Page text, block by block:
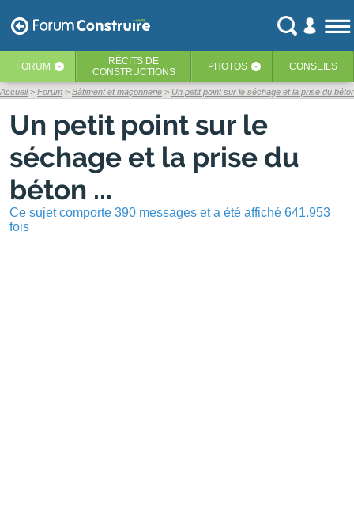
FORUM ‹ RÉCITS DE
CONSTRUCTIONS
PHOTOS ‹ CONSEILS
Accueil Forum Bâtiment et maçonnerie Un petit point sur le séchage et la prise du
Un petit point sur le
séchage et la prise du
béton ...
Ce sujet comporte 390 messages et a été affiché 641.953
fois